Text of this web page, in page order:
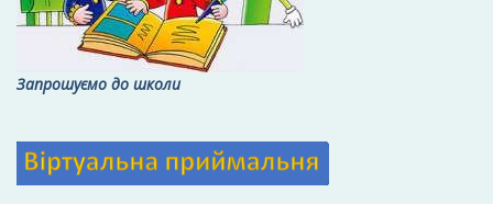
Запрошуємо до школи